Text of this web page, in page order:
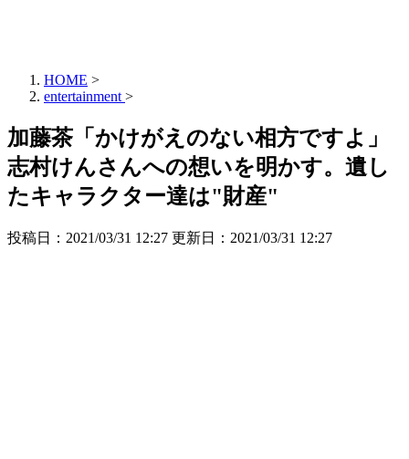
HOME >
entertainment >
加藤茶「かけがえのない相方ですよ」
志村けんさんへの想いを明かす。遺し
たキャラクター達は"財産"
投稿日：2021/03/31 12:27 更新日： 2021/03/31 12:27